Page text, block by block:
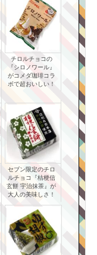
チロルチョコの
『シロノワール』
がコメダ珈琲コラ
ボで超おいしい！
セブン限定のチロ
ルチョコ『桔梗信
玄餅 宇治抹茶』が
大人の美味しさ！